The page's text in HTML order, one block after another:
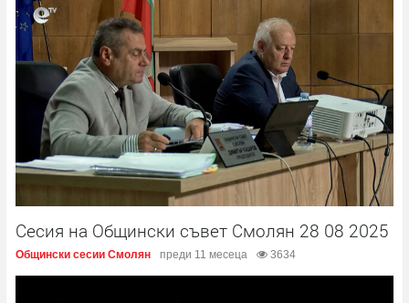
Сесия на Общински съвет Смолян 28 08 2025
Общински сесии Смолян преди 11 месеца 3634